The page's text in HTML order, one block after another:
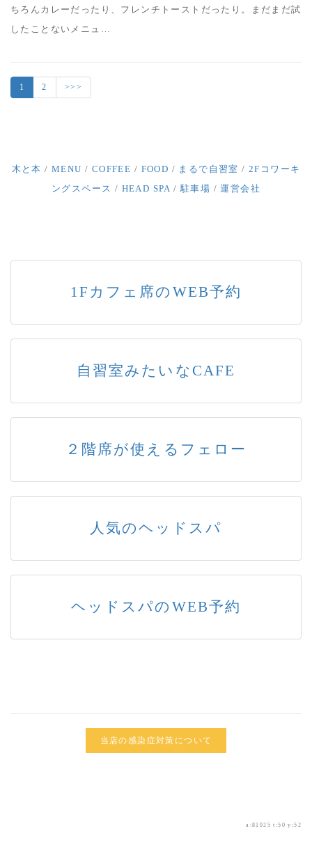
ちろんカレーだったり、フレンチトーストだったり。まだまだ試
したことないメニュ…
1 2 >>>
木と本 /MENU / COFFEE / FOOD / まるで自習室 / 2Fコワーキ
ングスペース / HEAD SPA /駐車場 /運営会社
1Fカフェ席のWEB予約
自習室みたいなCAFE
２階席が使えるフェロー
人気のヘッドスパ
ヘッドスパのWEB予約
当店の感染症対策について
a:81925 t:50 y:52